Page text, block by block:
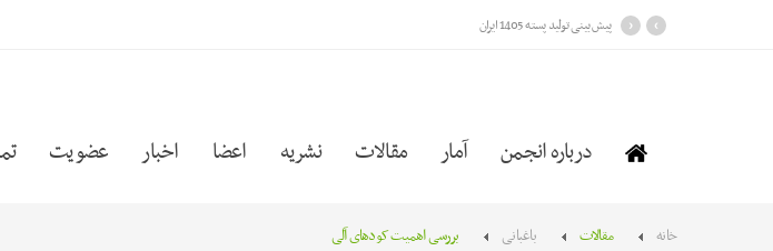
پیش بینی تولید پسته 1405 ایران ›
‹
درباره انجمن آمار مقالات نشریه اعضا اخبار عضویت
خانه مقالات باغبانی بررسی اهمیت کودهای آلی